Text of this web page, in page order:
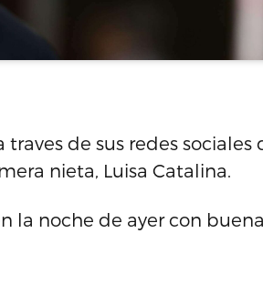
de sus redes sociales
nieta, Luisa Catalina.
la noche de ayer con buena